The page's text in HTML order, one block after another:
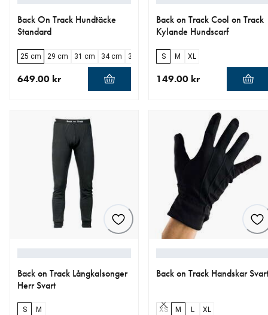
Back On Track Hundtäcke
Standard
25 cm 29 cm 31 cm 34 cm 37 cm 43 cm 46 cm
649.00 kr
Back on Track Cool on Track
Kylande Hundscarf
S M XL
149.00 kr
Back on Track Långkalsonger
Herr Svart
S M
Back on Track Handskar Svart
XS M L XL